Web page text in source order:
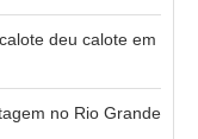
deu calote em
no Rio Grande